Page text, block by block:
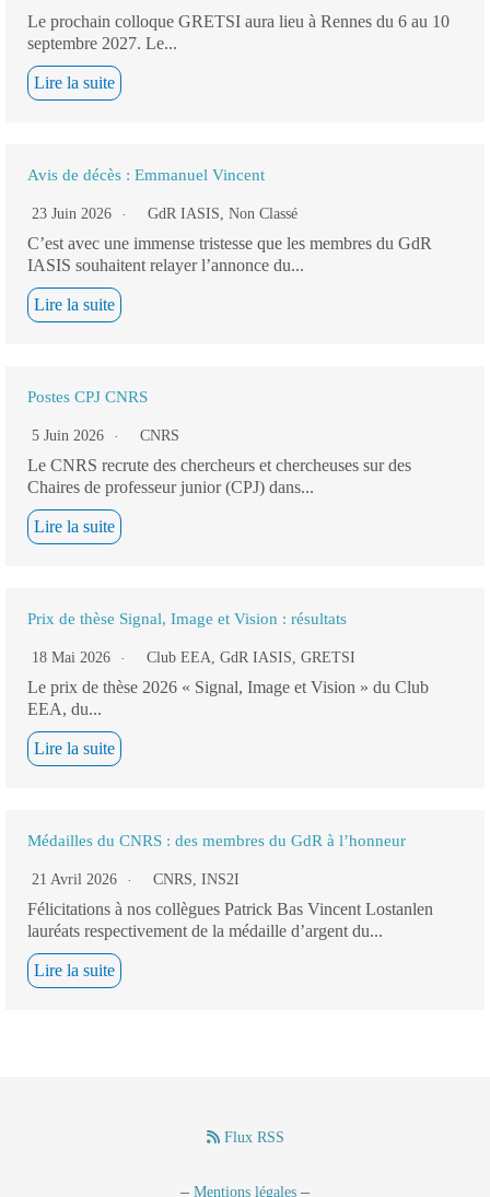
Le prochain colloque GRETSI aura lieu à Rennes du 6 au 10
septembre 2027. Le...
Lire la suite
Avis de décès : Emmanuel Vincent
23 Juin 2026 GdR IASIS, Non Classé
C’est avec une immense tristesse que les membres du GdR
IASIS souhaitent relayer l’annonce du...
Lire la suite
Postes CPJ CNRS
5 Juin 2026 CNRS
Le CNRS recrute des chercheurs et chercheuses sur des
Chaires de professeur junior (CPJ) dans...
Lire la suite
Prix de thèse Signal, Image et Vision : résultats
18 Mai 2026 Club EEA, GdR IASIS, GRETSI
Le prix de thèse 2026 « Signal, Image et Vision » du Club
EEA, du...
Lire la suite
Médailles du CNRS : des membres du GdR à l’honneur
21 Avril 2026 CNRS, INS2I
Félicitations à nos collègues Patrick Bas Vincent Lostanlen
lauréats respectivement de la médaille d’argent du...
Lire la suite
Flux RSS
– Mentions légales –